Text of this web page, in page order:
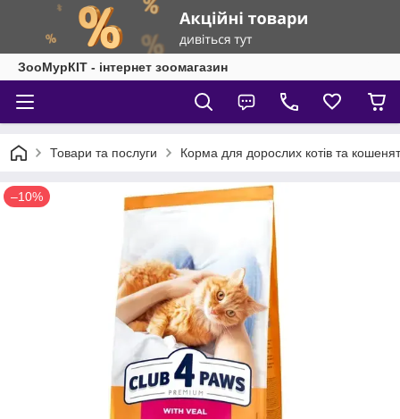
ЗооМурКІТ - інтернет зоомагазин
Товари та послуги Корма для дорослих котів та кошенят
–10%